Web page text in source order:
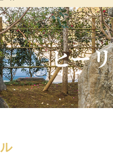
ヒー